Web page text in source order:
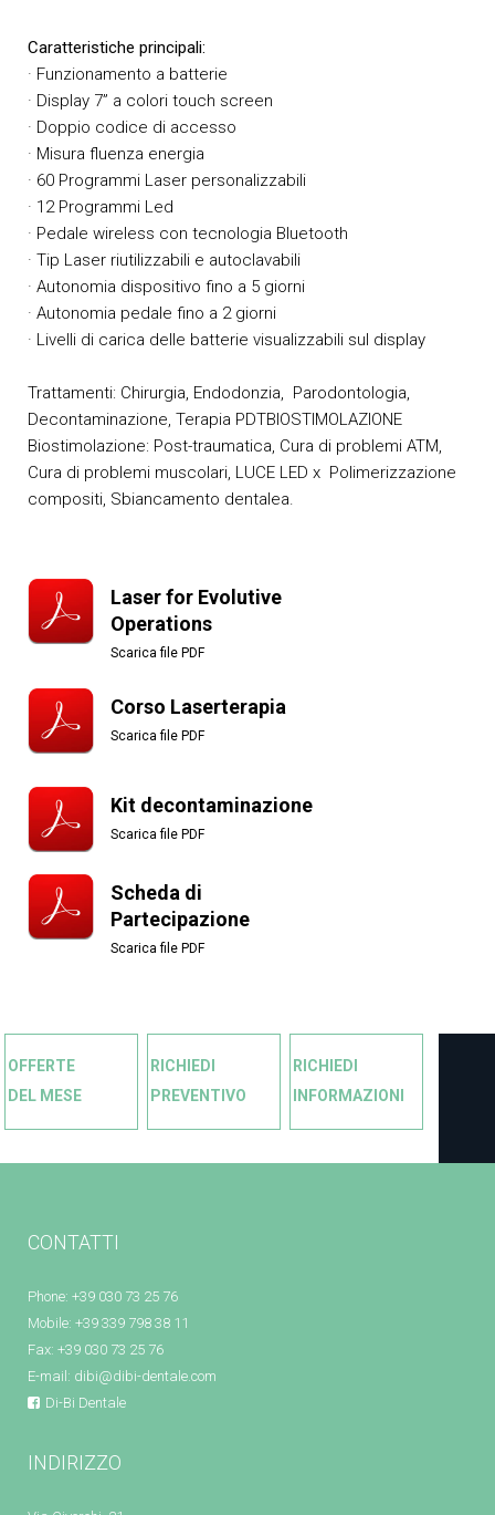
Caratteristiche principali:
· Funzionamento a batterie
· Display 7” a colori touch screen
· Doppio codice di accesso
· Misura fluenza energia
· 60 Programmi Laser personalizzabili
· 12 Programmi Led
· Pedale wireless con tecnologia Bluetooth
· Tip Laser riutilizzabili e autoclavabili
· Autonomia dispositivo fino a 5 giorni
· Autonomia pedale fino a 2 giorni
· Livelli di carica delle batterie visualizzabili sul display
Trattamenti: Chirurgia, Endodonzia, Parodontologia,
Decontaminazione, Terapia PDTBIOSTIMOLAZIONE
Biostimolazione: Post-traumatica, Cura di problemi ATM,
Cura di problemi muscolari, LUCE LED x Polimerizzazione
compositi, Sbiancamento dentalea.
Laser for Evolutive
Operations
Scarica file PDF
Corso Laserterapia
Scarica file PDF
Kit decontaminazione
Scarica file PDF
Scheda di
Partecipazione
Scarica file PDF
OFFERTE
DEL MESE
RICHIEDI
PREVENTIVO
RICHIEDI
INFORMAZIONI
CONTATTI
Phone: +39 030 73 25 76
Mobile: +39 339 798 38 11
Fax: +39 030 73 25 76
E-mail: dibi@dibi-dentale.com
Di-Bi Dentale
INDIRIZZO